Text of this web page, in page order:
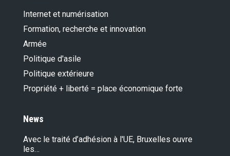
Internet et numérisation
Formation, recherche et innovation
Armée
Politique d'asile
Politique extérieure
Propriété + liberté = place économique forte
News
Avec le traité d’adhésion à l'UE, Bruxelles ouvre
les…